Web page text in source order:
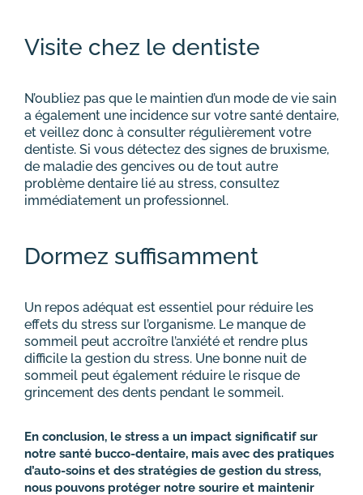
Visite chez le dentiste
N’oubliez pas que le maintien d’un mode de vie sain
a également une incidence sur votre santé dentaire,
et veillez donc à consulter régulièrement votre
dentiste. Si vous détectez des signes de bruxisme,
de maladie des gencives ou de tout autre
problème dentaire lié au stress, consultez
immédiatement un professionnel.
Dormez suffisamment
Un repos adéquat est essentiel pour réduire les
effets du stress sur l’organisme. Le manque de
sommeil peut accroître l’anxiété et rendre plus
difficile la gestion du stress. Une bonne nuit de
sommeil peut également réduire le risque de
grincement des dents pendant le sommeil.
En conclusion, le stress a un impact significatif sur
notre santé bucco-dentaire, mais avec des pratiques
d’auto-soins et des stratégies de gestion du stress,
nous pouvons protéger notre sourire et maintenir